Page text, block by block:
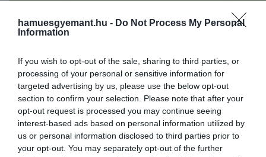
hamuesgyemant.hu - Do Not Process My Personal
Information
If you wish to opt-out of the sale, sharing to third parties, or
processing of your personal or sensitive information for
targeted advertising by us, please use the below opt-out
section to confirm your selection. Please note that after your
opt-out request is processed you may continue seeing
interest-based ads based on personal information utilized by
us or personal information disclosed to third parties prior to
your opt-out. You may separately opt-out of the further